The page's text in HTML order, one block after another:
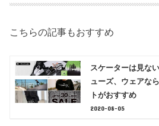
こちらの記事もおすすめ
スケーターは見な
ューズ、ウェアな
トがおすすめ
2020-08-05